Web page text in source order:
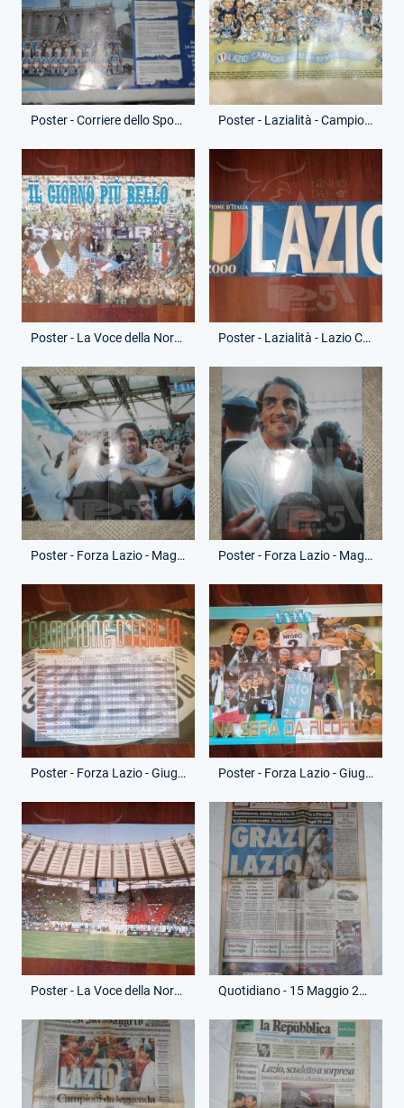
Poster - Corriere dello Sport - Formazione Campione d'Italia Poster - Lazialità - Campioni d'Italia
Poster - La Voce della Nord - Il giorno più bello Poster - Lazialità - Lazio Campione d'Italia 2000
Poster - Forza Lazio - Maggio 2000 - Vittoria Campionato sugli spalti - (Fronte) Poster - Forza Lazio - Maggio 2000 - Roberto Mancini - (Retro)
Poster - Forza Lazio - Giugno 2000 - Campione d'Italia - (Fronte) Poster - Forza Lazio - Giugno 2000 - Una sera da ricordare - (Retro)
Poster - La Voce della Nord - Unico orgoglio italiano Quotidiano - 15 Maggio 2000 - Corriere dello Sport - Vittoria Scudetto